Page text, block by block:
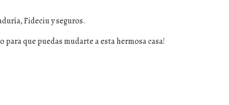
Fideciu y seguros.
para que puedas mudarte a esta hermosa casa!